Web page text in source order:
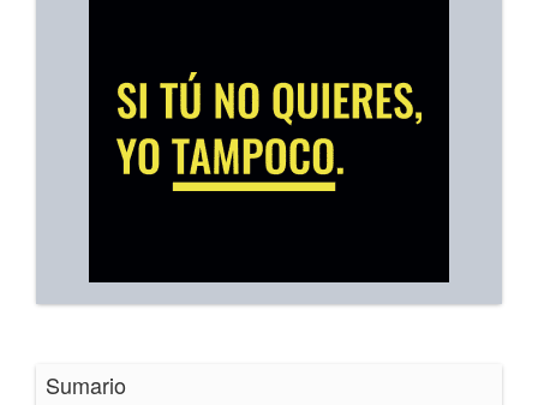
Sumario